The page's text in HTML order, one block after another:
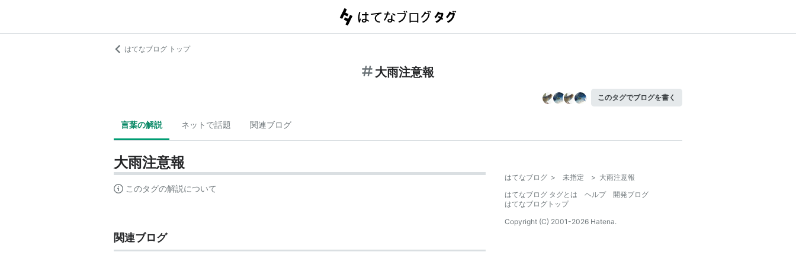
はてなブログ トップ
大雨注意報
このタグでブログを書く
言葉の解説 ネットで話題 関連ブログ
大雨注意報
このタグの解説について
関連ブログ
はてなブログ > 未指定 > 大雨注意報
はてなブログ タグとは
ヘルプ
開発ブログ
はてなブログトップ
Copyright (C) 2001-2026 Hatena.